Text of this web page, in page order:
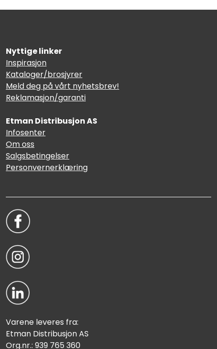
Nyttige linker
Inspirasjon
Kataloger/brosjyrer
Meld deg på vårt nyhetsbrev!
Reklamasjon/garanti
Etman Distribusjon AS
Infosenter
Om oss
Salgsbetingelser
Personvernerklæring
Varene leveres fra:
Etman Distribusjon AS
Org.nr.: 939 765 360